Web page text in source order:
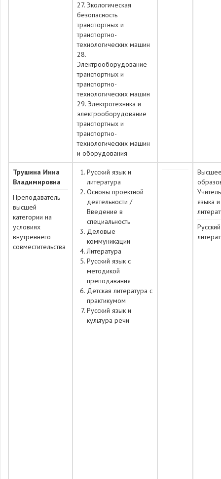
27. Экологическая
безопасность
транспортных и
транспортно-
технологических машин
28.
Электрооборудование
транспортных и
транспортно-
технологических машин
29. Электротехника и
электрооборудование
транспортных и
транспортно-
технологических машин
и оборудования
Трушина Инна
Владимировна
Преподаватель
высшей
категории на
условиях
внутреннего
совместительства
Русский язык и
литература
Основы проектной
деятельности /
Введение в
специальность
Деловые
коммуникации
Литература
Русский язык с
методикой
преподавания
Детская литература с
практикумом
Русский язык и
культура речи
языка и